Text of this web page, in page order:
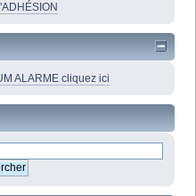
ALARME cliquez ici